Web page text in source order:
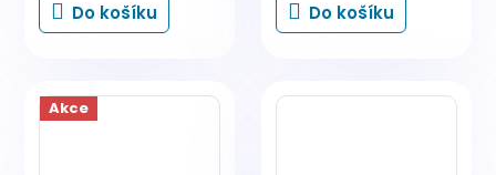
Do košíku Do košíku
Akce